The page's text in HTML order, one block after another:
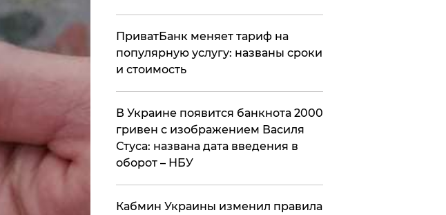
ПриватБанк меняет тариф на
популярную услугу: названы сроки
и стоимость
В Украине появится банкнота 2000
гривен с изображением Василя
Стуса: названа дата введения в
оборот – НБУ
Кабмин Украины изменил правила